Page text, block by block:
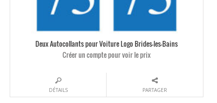
Deux Autocollants pour Voiture Logo Brides-les-Bains
Créer un compte pour voir le prix
DÉTAILS PARTAGER